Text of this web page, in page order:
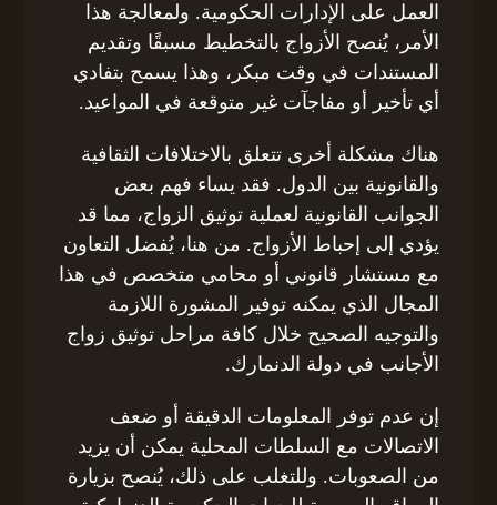
العمل على الإدارات الحكومية. ولمعالجة هذا
الأمر، يُنصح الأزواج بالتخطيط مسبقًا وتقديم
المستندات في وقت مبكر، وهذا يسمح بتفادي
أي تأخير أو مفاجآت غير متوقعة في المواعيد.
هناك مشكلة أخرى تتعلق بالاختلافات الثقافية
والقانونية بين الدول. فقد يساء فهم بعض
الجوانب القانونية لعملية توثيق الزواج، مما قد
يؤدي إلى إحباط الأزواج. من هنا، يُفضل التعاون
مع مستشار قانوني أو محامي متخصص في هذا
المجال الذي يمكنه توفير المشورة اللازمة
والتوجيه الصحيح خلال كافة مراحل توثيق زواج
الأجانب في دولة الدنمارك.
إن عدم توفر المعلومات الدقيقة أو ضعف
الاتصالات مع السلطات المحلية يمكن أن يزيد
من الصعوبات. وللتغلب على ذلك، يُنصح بزيارة